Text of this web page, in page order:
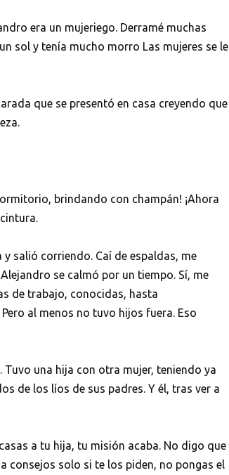
era un mujeriego. Derramé muchas
sol y tenía mucho morro Las mujeres se le
que se presentó en casa creyendo que
brindando con champán! ¡Ahora
salió corriendo. Caí de espaldas, me
se calmó por un tiempo. Sí, me
de trabajo, conocidas, hasta
al menos no tuvo hijos fuera. Eso
una hija con otra mujer, teniendo ya
de los líos de sus padres. Y él, tras ver a
a tu hija, tu misión acaba. No digo que
consejos solo si te los piden, no pongas el